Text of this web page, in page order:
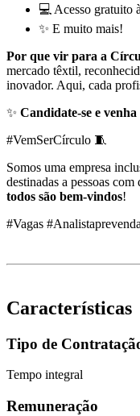
💻 Acesso gratuito
✨ E muito mais!
Por que vir para a
mercado têxtil,
inovador. Aqui, cada
✨ Candidate-se e
#VemSerCírculo 🧵
Somos uma empresa
destinadas a pessoas
todos são bem-vindos!
#Vagas
Características
Tipo de
Tempo integral
Remuneração